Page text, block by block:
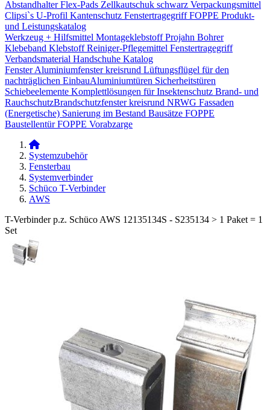
Abstandhalter Flex-Pads Zellkautschuk schwarz Verpackungsmittel
Clipsi`s U-Profil Kantenschutz Fenstertragegriff FOPPE Produkt-
und Leistungskatalog
Werkzeug + Hilfsmittel Montageklebstoff Projahn Bohrer
Klebeband Klebstoff Reiniger-Pflegemittel Fenstertragegriff
Verbandsmaterial Handschuhe Katalog
Fenster Aluminiumfenster kreisrund Lüftungsflügel für den
nachträglichen Einbau​Aluminiumtüren Sicherheitstüren
Schiebeelemente Komplettlösungen für Insektenschutz Brand- und
Rauchschutz​Brandschutzfenster kreisrund NRWG Fassaden
(Energetische) Sanierung im Bestand Bausätze FOPPE
Baustellentür FOPPE Vorabzarge
Systemzubehör
Fensterbau
Systemverbinder
Schüco T-Verbinder
AWS
T-Verbinder p.z. Schüco AWS 12135134S - S235134 > 1 Paket = 1
Set